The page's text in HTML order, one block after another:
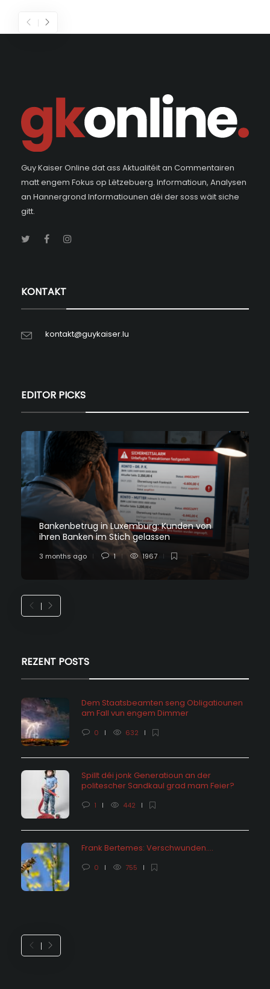
Guy Kaiser Online dat ass Aktualitéit an Commentairen
matt engem Fokus op Lëtzebuerg. Informatioun, Analysen
an Hannergrond Informatiounen déi der soss wäit siche
gitt.
KONTAKT
kontakt@guykaiser.lu
EDITOR PICKS
Bankenbetrug in Luxemburg: Kunden von
ihren Banken im Stich gelassen
3 months ago 1 1967
REZENT POSTS
Dem Staatsbeamten seng Obligatiounen
am Fall vun engem Dimmer
0 632
Spillt déi jonk Generatioun an der
politescher Sandkaul grad mam Feier?
1 442
Frank Bertemes: Verschwunden….
0 755